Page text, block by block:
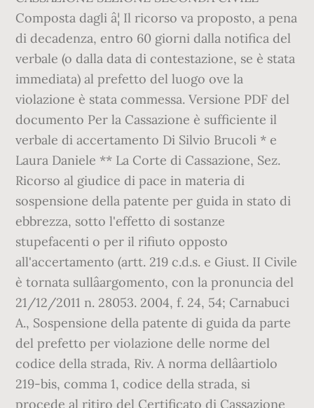
Composta dagli â¦ Il ricorso va proposto, a pena
di decadenza, entro 60 giorni dalla notifica del
verbale (o dalla data di contestazione, se è stata
immediata) al prefetto del luogo ove la
violazione è stata commessa. Versione PDF del
documento Per la Cassazione è sufficiente il
verbale di accertamento Di Silvio Brucoli * e
Laura Daniele ** La Corte di Cassazione, Sez.
Ricorso al giudice di pace in materia di
sospensione della patente per guida in stato di
ebbrezza, sotto l'effetto di sostanze
stupefacenti o per il rifiuto opposto
all'accertamento (artt. 219 c.d.s. e Giust. II Civile
è tornata sullâargomento, con la pronuncia del
21/12/2011 n. 28053. 2004, f. 24, 54; Carnabuci
A., Sospensione della patente di guida da parte
del prefetto per violazione delle norme del
codice della strada, Riv. A norma dellâartiolo
219-bis, comma 1, codice della strada, si
procede al ritiro del Certificato di Cassazione